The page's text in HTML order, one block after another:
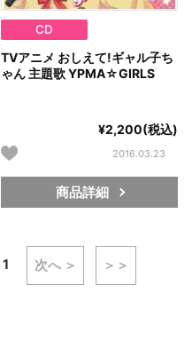
CD
TVアニメ おしえて!ギャル子ち
ゃん 主題歌 YPMA☆GIRLS
¥2,200(税込)
2016.03.23
商品詳細
1 次へ ＞ ＞＞